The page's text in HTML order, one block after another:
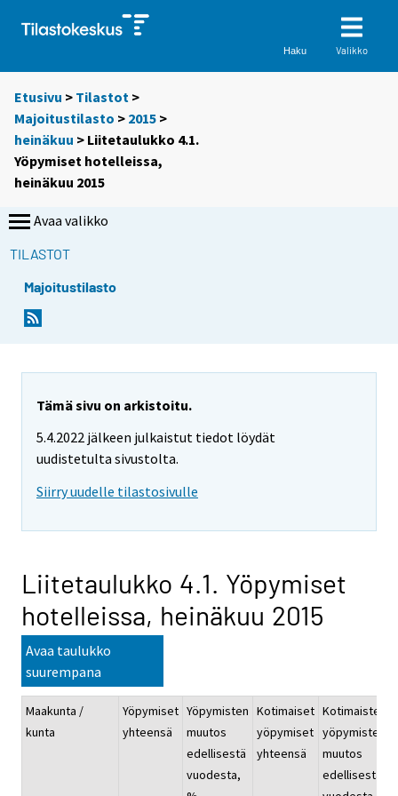
Haku Valikko
Etusivu > Tilastot >
Majoitustilasto > 2015 >
heinäkuu > Liitetaulukko 4.1.
Yöpymiset hotelleissa,
heinäkuu 2015
Avaa valikko
TILASTOT
Majoitustilasto
Tämä sivu on arkistoitu.
5.4.2022 jälkeen julkaistut tiedot löydät
uudistetulta sivustolta.
Siirry uudelle tilastosivulle
Liitetaulukko 4.1. Yöpymiset
hotelleissa, heinäkuu 2015
Avaa taulukko
suurempana
Maakunta /
kunta
Yöpymiset
yhteensä
Yöpymisten
muutos
edellisestä
vuodesta,
Kotimaiset
yöpymiset
yhteensä
Kotimaisten
yöpymisten
muutos
edellisestä